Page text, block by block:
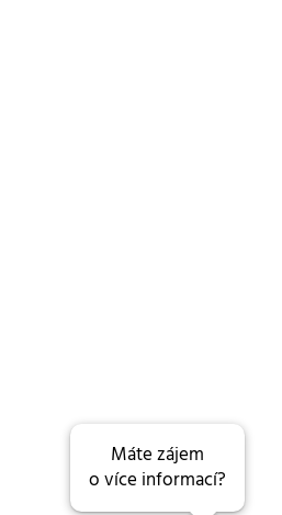
Máte zájem
o více informací?